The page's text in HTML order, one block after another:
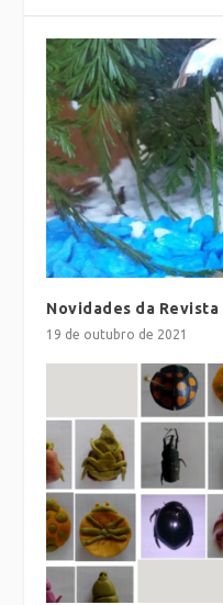
Novidades da
19 de outubro de 2021